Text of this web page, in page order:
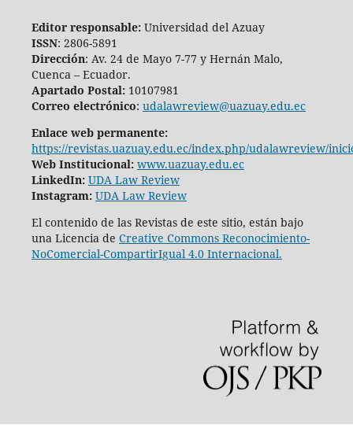
Editor responsable:Universidad del Azuay
ISSN: 2806-5891
Dirección: Av. 24 de Mayo 7-77 y Hernán Malo,
Cuenca – Ecuador.
Apartado Postal:10107981
Correo electrónico: udalawreview@uazuay.edu.ec
Enlace web permanente:
https://revistas.uazuay.edu.ec/index.php/udalawreview/
Web Institucional: www.uazuay.edu.ec
LinkedIn: UDA Law Review
Instagram: UDA Law Review
El contenido de las Revistas de este sitio, están bajo
una Licencia de Creative Commons Reconocimiento-
NoComercial-CompartirIgual 4.0 Internacional.